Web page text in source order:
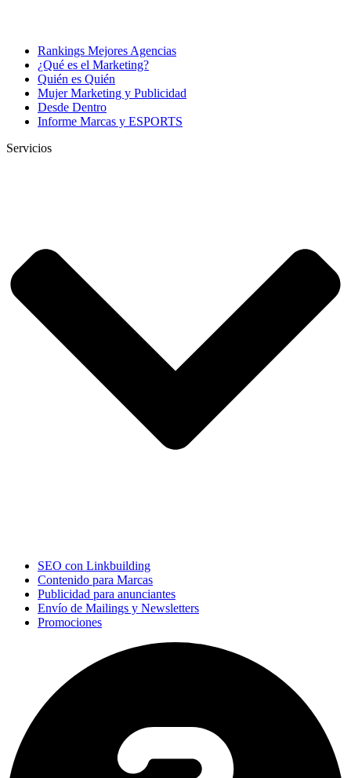
Rankings Mejores Agencias
¿Qué es el Marketing?
Quién es Quién
Mujer Marketing y Publicidad
Desde Dentro
Informe Marcas y ESPORTS
Servicios
SEO con Linkbuilding
Contenido para Marcas
Publicidad para anunciantes
Envío de Mailings y Newsletters
Promociones